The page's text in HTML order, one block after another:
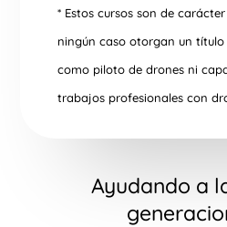
* Estos cursos son de
ningún caso otorgan un
como piloto de drones ni
trabajos profesionales con
Ayudando a